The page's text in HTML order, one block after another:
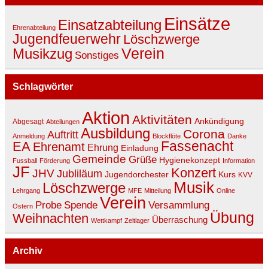
Ehrenabteilung Einsatzabteilung Einsätze
Jugendfeuerwehr Löschzwerge
Musikzug Sonstiges Verein
Schlagwörter
Abgesagt Abteilungen Aktion Aktivitäten Ankündigung
Anmeldung Auftritt Ausbildung Blockflöte Corona Danke
EA Ehrenamt Ehrung Einladung Fassenacht
Fussball Förderung Gemeinde Grüße Hygienekonzept Information
JF JHV Jubliläum Jugendorchester Konzert Kurs KVV
Lehrgang Löschzwerge MFE Mitteilung Musik Online
Ostern Probe Spende Verein Versammlung
Weihnachten Wettkampf Zeltlager Überraschung Übung
Archiv